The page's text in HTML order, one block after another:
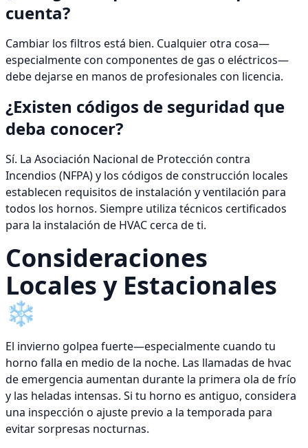
cuenta?
Cambiar los filtros está bien. Cualquier otra cosa—
especialmente con componentes de gas o eléctricos—
debe dejarse en manos de profesionales con licencia.
¿Existen códigos de seguridad que
deba conocer?
Sí. La Asociación Nacional de Protección contra
Incendios (NFPA) y los códigos de construcción locales
establecen requisitos de instalación y ventilación para
todos los hornos. Siempre utiliza técnicos certificados
para la instalación de HVAC cerca de ti.
Consideraciones
Locales y Estacionales
❄️
El invierno golpea fuerte—especialmente cuando tu
horno falla en medio de la noche. Las llamadas de hvac
de emergencia aumentan durante la primera ola de frío
y las heladas intensas. Si tu horno es antiguo, considera
una inspección o ajuste previo a la temporada para
evitar sorpresas nocturnas.